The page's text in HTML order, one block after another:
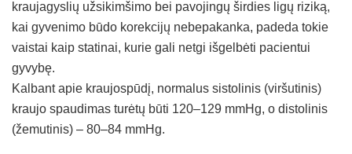
kraujagyslių užsikimšimo bei pavojingų širdies ligų riziką,
kai gyvenimo būdo korekcijų nebepakanka, padeda tokie
vaistai kaip statinai, kurie gali netgi išgelbėti pacientui
gyvybę.
Kalbant apie kraujospūdį, normalus sistolinis (viršutinis)
kraujo spaudimas turėtų būti 120–129 mmHg, o distolinis
(žemutinis) – 80–84 mmHg.